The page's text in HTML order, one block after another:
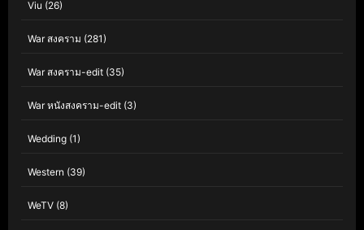
Viu (26)
War สงคราม (281)
War สงคราม-edit (35)
War หนังสงคราม-edit (3)
Wedding (1)
Western (39)
WeTV (8)